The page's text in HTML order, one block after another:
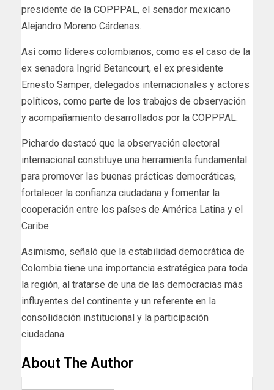
presidente de la COPPPAL, el senador mexicano
Alejandro Moreno Cárdenas.
Así como líderes colombianos, como es el caso de la
ex senadora Ingrid Betancourt, el ex presidente
Ernesto Samper; delegados internacionales y actores
políticos, como parte de los trabajos de observación
y acompañamiento desarrollados por la COPPPAL.
Pichardo destacó que la observación electoral
internacional constituye una herramienta fundamental
para promover las buenas prácticas democráticas,
fortalecer la confianza ciudadana y fomentar la
cooperación entre los países de América Latina y el
Caribe.
Asimismo, señaló que la estabilidad democrática de
Colombia tiene una importancia estratégica para toda
la región, al tratarse de una de las democracias más
influyentes del continente y un referente en la
consolidación institucional y la participación
ciudadana.
About The Author